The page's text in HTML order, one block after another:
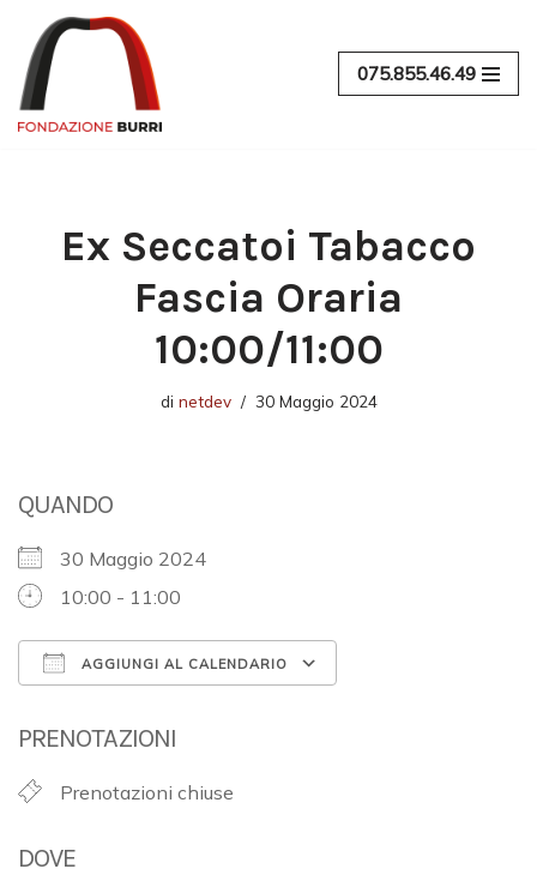
Vai
al
contenuto
075.855.46.49
Ex Seccatoi Tabacco
Fascia Oraria
10:00/11:00
di netdev 30 Maggio 2024
QUANDO
30 Maggio 2024
10:00 - 11:00
AGGIUNGI AL CALENDARIO
PRENOTAZIONI
Prenotazioni chiuse
DOVE